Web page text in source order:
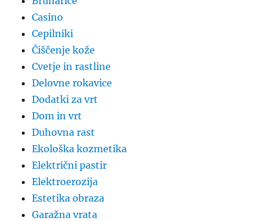
Casino
Cepilniki
Čiščenje kože
Cvetje in rastline
Delovne rokavice
Dodatki za vrt
Dom in vrt
Duhovna rast
Ekološka kozmetika
Električni pastir
Elektroerozija
Estetika obraza
Garažna vrata